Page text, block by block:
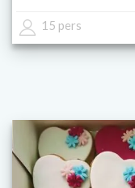
15 pers